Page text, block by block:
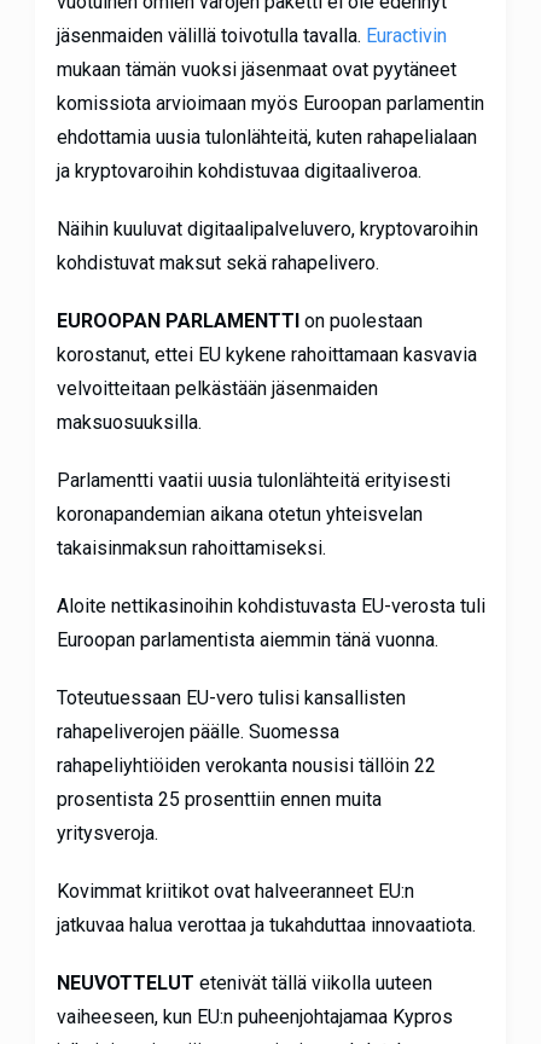
jäsenmaiden välillä toivotulla tavalla. Euractivin
mukaan tämän vuoksi jäsenmaat ovat pyytäneet
komissiota arvioimaan myös Euroopan parlamentin
ehdottamia uusia tulonlähteitä, kuten rahapelialaan
ja kryptovaroihin kohdistuvaa digitaaliveroa.
Näihin kuuluvat digitaalipalveluvero, kryptovaroihin
kohdistuvat maksut sekä rahapelivero.
EUROOPAN PARLAMENTTI on puolestaan
korostanut, ettei EU kykene rahoittamaan kasvavia
velvoitteitaan pelkästään jäsenmaiden
maksuosuuksilla.
Parlamentti vaatii uusia tulonlähteitä erityisesti
koronapandemian aikana otetun yhteisvelan
takaisinmaksun rahoittamiseksi.
Aloite nettikasinoihin kohdistuvasta EU-verosta tuli
Euroopan parlamentista aiemmin tänä vuonna.
Toteutuessaan EU-vero tulisi kansallisten
rahapeliverojen päälle. Suomessa
rahapeliyhtiöiden verokanta nousisi tällöin 22
prosentista 25 prosenttiin ennen muita
yritysveroja.
Kovimmat kriitikot ovat halveeranneet EU:n
jatkuvaa halua verottaa ja tukahduttaa innovaatiota.
NEUVOTTELUT etenivät tällä viikolla uuteen
vaiheeseen, kun EU:n puheenjohtajamaa Kypros